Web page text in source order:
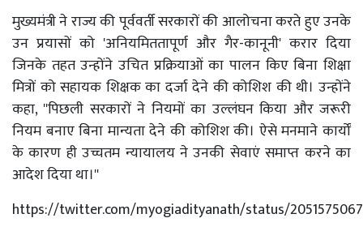
मुख्यमंत्री ने राज्य की पूर्ववर्ती सरकारों की आलोचना करते हुए उनके
उन प्रयासों को 'अनियमिततापूर्ण और गैर-कानूनी' करार दिया
जिनके तहत उन्होंने उचित प्रक्रियाओं का पालन किए बिना शिक्षा
मित्रों को सहायक शिक्षक का दर्जा देने की कोशिश की थी। उन्होंने
कहा, ''पिछली सरकारों ने नियमों का उल्लंघन किया और जरूरी
नियम बनाए बिना मान्यता देने की कोशिश की। ऐसे मनमाने कार्यों
के कारण ही उच्चतम न्यायालय ने उनकी सेवाएं समाप्त करने का
आदेश दिया था।''
https://twitter.com/myogiadityanath/status/